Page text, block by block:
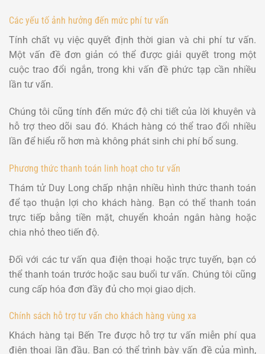
Các yếu tố ảnh hưởng đến mức phí tư vấn
Tính chất vụ việc quyết định thời gian và chi phí tư vấn.
Một vấn đề đơn giản có thể được giải quyết trong một
cuộc trao đổi ngắn, trong khi vấn đề phức tạp cần nhiều
lần tư vấn.
Chúng tôi cũng tính đến mức độ chi tiết của lời khuyên và
hỗ trợ theo dõi sau đó. Khách hàng có thể trao đổi nhiều
lần để hiểu rõ hơn mà không phát sinh chi phí bổ sung.
Phương thức thanh toán linh hoạt cho tư vấn
Thám tử Duy Long chấp nhận nhiều hình thức thanh toán
để tạo thuận lợi cho khách hàng. Bạn có thể thanh toán
trực tiếp bằng tiền mặt, chuyển khoản ngân hàng hoặc
chia nhỏ theo tiến độ.
Đối với các tư vấn qua điện thoại hoặc trực tuyến, bạn có
thể thanh toán trước hoặc sau buổi tư vấn. Chúng tôi cũng
cung cấp hóa đơn đầy đủ cho mọi giao dịch.
Chính sách hỗ trợ tư vấn cho khách hàng vùng xa
Khách hàng tại Bến Tre được hỗ trợ tư vấn miễn phí qua
điện thoại lần đầu. Bạn có thể trình bày vấn đề của mình,